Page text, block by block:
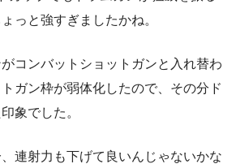
っと強すぎましたかね。
コンバットショットガンと入れ替わ
ガン枠が弱体化したので、その分ド
象でした。
連射力も下げて良いんじゃないかな